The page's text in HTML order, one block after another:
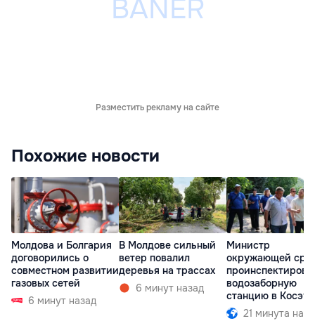
Разместить рекламу на сайте
Похожие новости
Молдова и Болгария
договорились о
совместном развитии
газовых сетей
6 минут назад
В Молдове сильный
ветер повалил
деревья на трассах
6 минут назад
Министр
окружающей
водозаборную
станцию в
21 минута